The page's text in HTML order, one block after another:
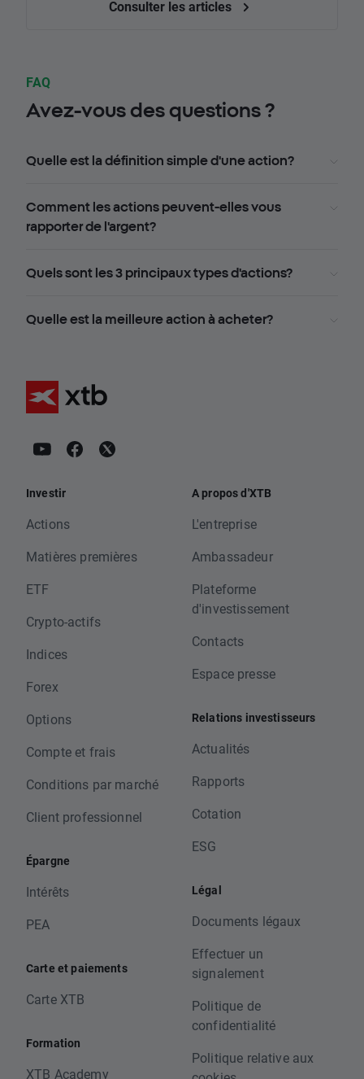
Consulter les articles
FAQ
Avez-vous des questions ?
Quelle est la définition simple d'une action?
Comment les actions peuvent-elles vous
rapporter de l'argent?
Quels sont les 3 principaux types d'actions?
Quelle est la meilleure action à acheter?
Investir
Actions
Matières premières
ETF
Crypto-actifs
Indices
Forex
Options
Compte et frais
Conditions par marché
Client professionnel
Épargne
Intérêts
PEA
Carte et paiements
Carte XTB
Formation
XTB Academy
A propos d'XTB
L'entreprise
Ambassadeur
Plateforme
d'investissement
Contacts
Espace presse
Relations investisseurs
Actualités
Rapports
Cotation
ESG
Légal
Documents légaux
Effectuer un
signalement
Politique de
confidentialité
Politique relative aux